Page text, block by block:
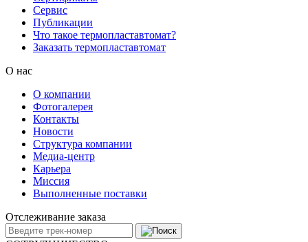
Сервис
Публикации
Что такое термопластавтомат?
Заказать термопластавтомат
О нас
О компании
Фотогалерея
Контакты
Новости
Структура компании
Медиа-центр
Карьера
Миссия
Выполненные поставки
Отслеживание заказа